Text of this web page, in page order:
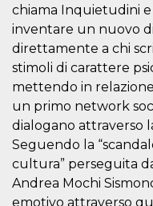
chiama Inquietudini e
inventare un nuovo
direttamente a chi
stimoli di carattere
mettendo in
un primo network
dialogano attraverso
Seguendo la
cultura” perseguita
Andrea Mochi
emotivo attraverso
CookieScriptConsent